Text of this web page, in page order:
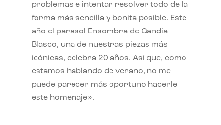
problemas e intentar resolver todo de la
forma más sencilla y bonita posible. Este
año el parasol Ensombra de Gandia
Blasco, una de nuestras piezas más
icónicas, celebra 20 años. Así que, como
estamos hablando de verano, no me
puede parecer más oportuno hacerle
este homenaje».